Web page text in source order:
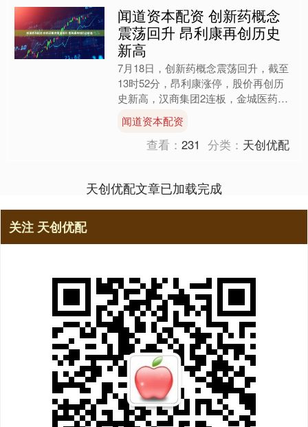
闻道资本配资 创新药概念
震荡回升 昂利康再创历史
新高
7月18日，创新药概念震荡回升，截至
13时52分，昂利康涨停，股价再创历
史新高，汉商集团2连板，金城医药、
欧林生物、键凯科技涨超10%。....
闻道资本配资
查看：231 分类： 天创优配
天创优配文章已加载完成
关注 天创优配